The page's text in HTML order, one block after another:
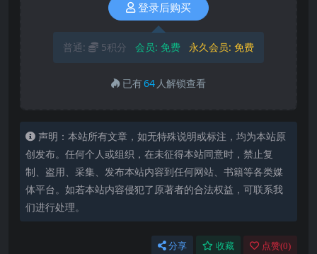
登录后购买
普通: 5积分 会员: 免费 永久会员: 免费
已有64 人解锁查看
声明：本站所有文章，如无特殊说明或标注，均为本站原
创发布。任何个人或组织，在未征得本站同意时，禁止复
制、盗用、采集、发布本站内容到任何网站、书籍等各类媒
体平台。如若本站内容侵犯了原著者的合法权益，可联系我
们进行处理。
分享 收藏 点赞(0)